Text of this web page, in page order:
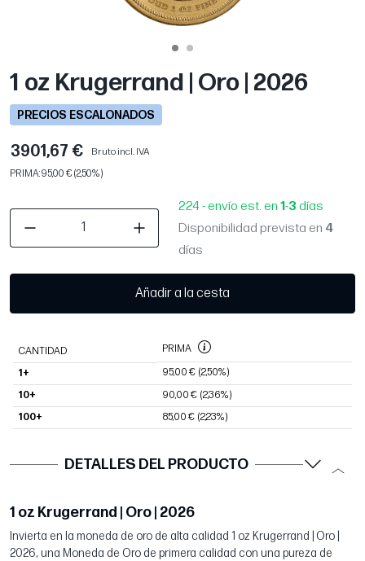
1 oz Krugerrand | Oro | 2026
PRECIOS ESCALONADOS
3901,67 €
Bruto incl. IVA
PRIMA: 95,00 € (2,50%)
224 - envío est. en 1-3 días
Disponibilidad prevista en 4
días
Añadir a la cesta
CANTIDAD PRIMA
1+ 95,00 € (2,50%)
10+
90,00 € (2,36%)
100+
85,00 € (2,23%)
DETALLES DEL PRODUCTO
1 oz Krugerrand | Oro | 2026
Invierta en la moneda de oro de alta calidad 1 oz Krugerrand | Oro |
2026, una Moneda de Oro de primera calidad con una pureza de